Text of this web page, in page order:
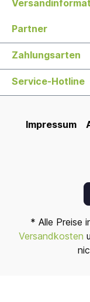
Partner
Zahlungsarten
Service-Hotline
Impressum
* Alle Preise
Versandkosten